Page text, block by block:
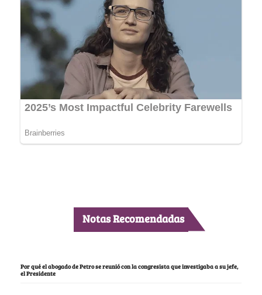
Notas Recomendadas
Por qué el abogado de Petro se reunió con la congresista que investigaba a su jefe,
el Presidente